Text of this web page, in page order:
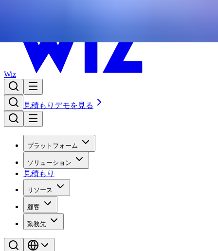
Wiz
見積もり デモを見る
プラットフォーム
ソリューション
見積もり
リソース
顧客
勤務先